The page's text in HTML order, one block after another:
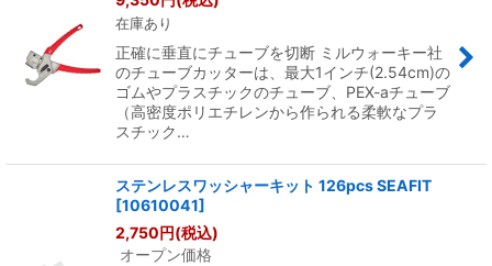
在庫あり
正確に垂直にチューブを切断 ミルウォーキー社
のチューブカッターは、最大1インチ(2.54cm)の
ゴムやプラスチックのチューブ、PEX-aチューブ
（高密度ポリエチレンから作られる柔軟なプラ
スチック…
ステンレスワッシャーキット 126pcs SEAFIT
[10610041]
2,750円(税込)
オープン価格